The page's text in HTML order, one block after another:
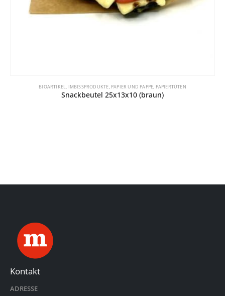
BIOARTIKEL, IMBISSPRODUKTE, PAPIER UND PAPPE, PAPIERTÜTEN
Snackbeutel 25x13x10 (braun)
Kontakt
ADRESSE